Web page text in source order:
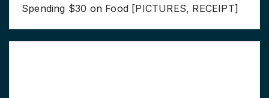
Spending $30 on Food [PICTURES, RECEIPT]